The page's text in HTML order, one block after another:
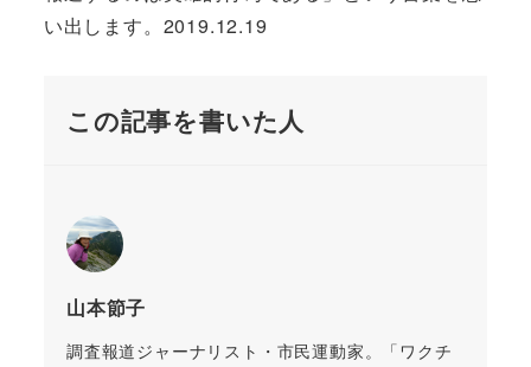
い出します。2019.12.19
この記事を書いた人
山本節子
調査報道ジャーナリスト・市民運動家。「ワクチ